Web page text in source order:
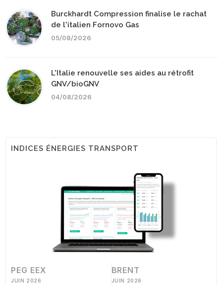
Burckhardt Compression finalise le rachat
de l'italien Fornovo Gas
05/08/2026
L'Italie renouvelle ses aides au rétrofit
GNV/bioGNV
04/08/2026
INDICES ÉNERGIES TRANSPORT
PEG EEX
JUIN 2026
BRENT
JUIN 2026